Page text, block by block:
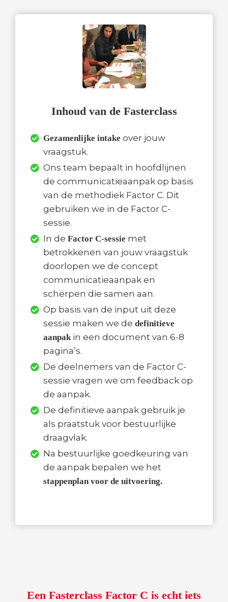
Inhoud van de Fasterclass
Gezamenlijke intake over jouw
vraagstuk.
Ons team bepaalt in hoofdlijnen
de communicatieaanpak op basis
van de methodiek Factor C. Dit
gebruiken we in de Factor C-
sessie.
In de Factor C-sessie met
betrokkenen van jouw vraagstuk
doorlopen we de concept
communicatieaanpak en
scherpen die samen aan.
Op basis van de input uit deze
sessie maken we de definitieve
aanpakin een document van 6-8
pagina’s.
De deelnemers van de Factor C-
sessie vragen we om feedback op
de aanpak.
De definitieve aanpak gebruik je
als praatstuk voor bestuurlijke
draagvlak.
Na bestuurlijke goedkeuring van
de aanpak bepalen we het
stappenplan voor de uitvoering.
Een Fasterclass Factor C is echt iets